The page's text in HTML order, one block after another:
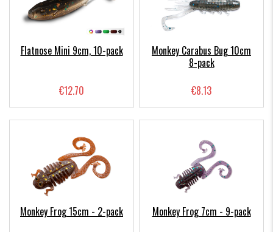
Flatnose Mini 9cm, 10-pack
€12.70
Monkey Carabus Bug 10cm
8-pack
€8.13
Monkey Frog 15cm - 2-pack Monkey Frog 7cm - 9-pack